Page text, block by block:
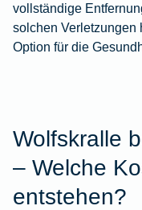
vollständige
solchen Verletzungen
Option für die
Wolfskralle
– Welche
entstehen?